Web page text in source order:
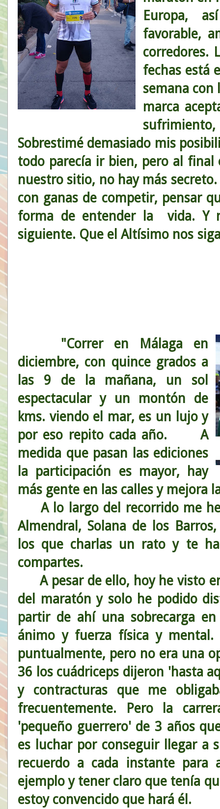
Europa,
favorable,
corredores.
fechas está
semana con
marca
Sobrestimé demasiado mis
todo parecía ir bien, pero al
nuestro sitio, no hay más
con ganas de competir, pensar
forma de entender la vida. Y
siguiente. Que el
"Correr en Málaga en
diciembre, con quince grados a
las 9 de la mañana, un sol
espectacular y un montón de
kms. viendo el mar, es un lujo y
por eso repito cada año. A
medida que pasan las ediciones
la participación es mayor, hay
más gente en las calles y mejora
A lo largo del recorrido me he
Almendral, Solana de los
los que charlas un rato y te
compartes.
A pesar de ello, hoy he visto
del maratón y solo he podido
partir de ahí una sobrecarga
ánimo y fuerza física y
puntualmente, pero no era una
36 los cuádriceps dijeron 'hasta
y contracturas que me
frecuentemente. Pero la
'pequeño guerrero' de 3 años
es luchar por conseguir llegar a
recuerdo a cada instante
ejemplo y tener claro que tenía
estoy convencido que hará él.